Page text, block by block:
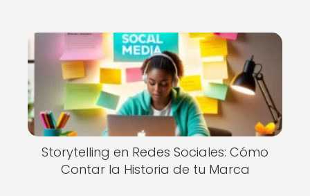
Storytelling en Redes Sociales: Cómo
Contar la Historia de tu Marca